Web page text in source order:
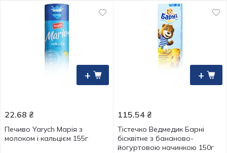
+
22.68 ₴
Печиво Yarych Марія з
молоком і кальцієм 155г
+
115.54 ₴
Тістечко Ведмедик Барні
бісквітне з бананово-
йогуртовою начинкою 150г